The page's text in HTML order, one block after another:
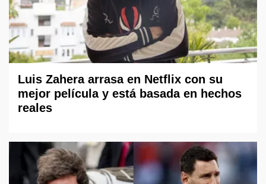
Luis Zahera arrasa en Netflix con su
mejor película y está basada en hechos
reales